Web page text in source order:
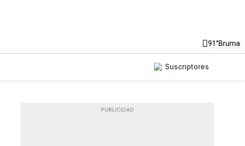
91°Bruma
Suscriptores
PUBLICIDAD